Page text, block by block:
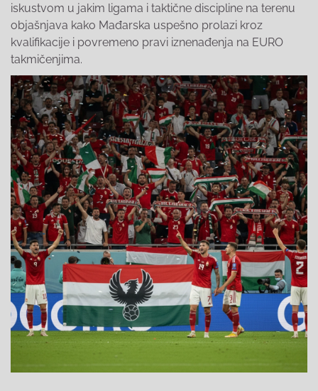
iskustvom u jakim ligama i taktične discipline na terenu
objašnjava kako Mađarska uspešno prolazi kroz
kvalifikacije i povremeno pravi iznenađenja na EURO
takmičenjima.